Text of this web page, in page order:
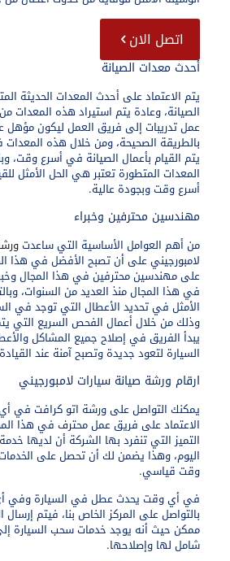
اتصل الان
أحدث معدات الصيانة
يتم الاعتماد على أحدث المعدات الحديثة
الصيانة، وعادة يتم استيراد هذه المعدات
عمل تدريبات إلى فريق العمل ليكون مؤهل
بالطريقة الصحيحة، ومن خلال هذه
يتم القيام بأعمال الصيانة في أسرع وقت،
المعدات المتطورة تعتبر هي الحل الأمثل
أسرع وقت وبجودة عالية.
مهندسين محترفين وخبراء
من أهم العوامل الأساسية التي ساعدت
لامبورجيني على أن تصبح الأفضل في هذا
على مهندسين محترفين في هذا المجال
في هذا المجال منذ العديد من السنوات،
الأمثل في تحديد الأعطال التي توجد في
وذلك من خلال أعمال الفحص السريع التي
يبدأ الفريق في إصلاح جميع المشاكل
السيارة لتعود جديدة وتصبح آمنة عند
ارقام ورشة صيانة سيارات لامبورجيني
يمكنك التواصل على ورشة اتو كرافت في
الاعتماد على فريق عمل محترف في هذا
التميز التي تنفرد بها الشركة أن لديها
اليوم، وهذا يضمن لك أن تحصل على
وقت قياسي.
في أي وقت يحدث عطل في السيارة وفي
بالتواصل على المركز الخاص بنا، فيتم
ممكن حيث أنه يوجد خدمات سحب السيارة
شامل لها وإصلاحها.